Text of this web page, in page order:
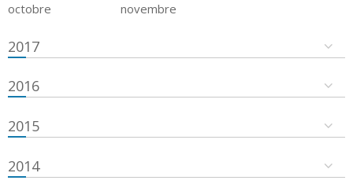
octobre
novembre
2017
2016
2015
2014